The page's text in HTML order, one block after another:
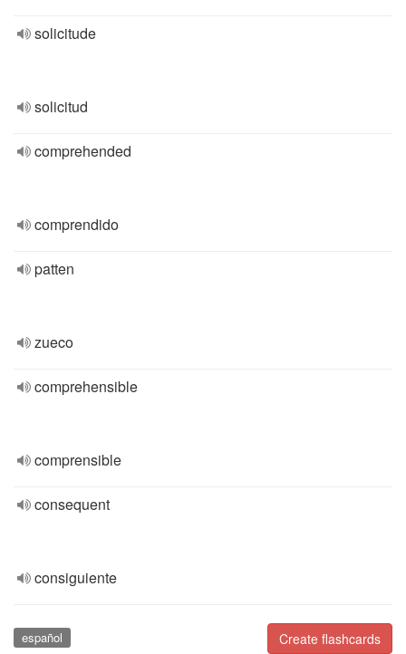
solicitude
solicitud
comprehended
comprendido
patten
zueco
comprehensible
comprensible
consequent
consiguiente
Create flashcards
español